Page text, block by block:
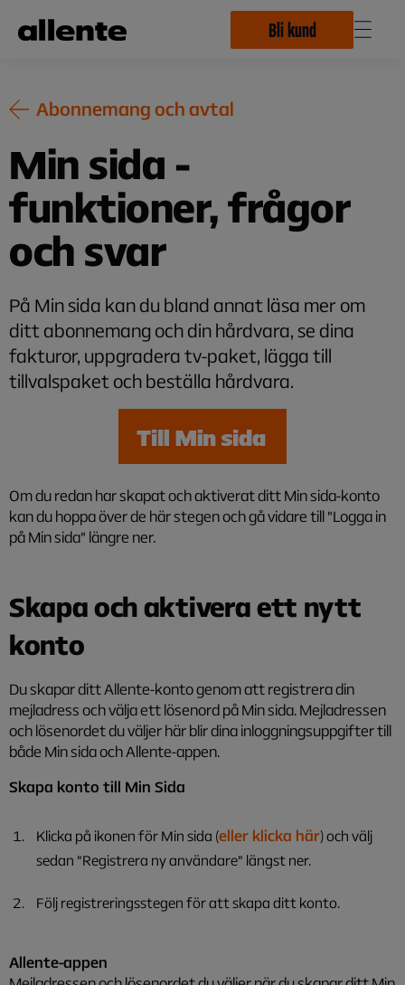
Bli kund
Abonnemang och avtal
Min sida -
funktioner, frågor
och svar
På Min sida kan du bland annat läsa mer om
ditt abonnemang och din hårdvara, se dina
fakturor, uppgradera tv-paket, lägga till
tillvalspaket och beställa hårdvara.
Om du redan har skapat och aktiverat ditt Min sida-konto
kan du hoppa över de här stegen och gå vidare till "Logga in
på Min sida" längre ner.
Skapa och aktivera ett nytt
konto
Du skapar ditt Allente-konto genom att registrera din
mejladress och välja ett lösenord på Min sida. Mejladressen
och lösenordet du väljer här blir dina inloggningsuppgifter till
både Min sida och Allente-appen.
Skapa konto till Min Sida
Klicka på ikonen för Min sida (eller klicka här) och välj
sedan "Registrera ny användare" längst ner.
Följ registreringsstegen för att skapa ditt konto.
Allente-appen